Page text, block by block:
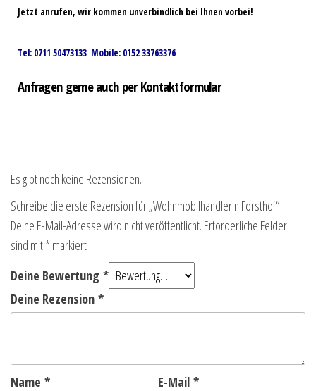
Jetzt anrufen, wir kommen unverbindlich bei Ihnen vorbei!
Tel: 0711 50473133 Mobile: 0152 33763376
Anfragen gerne auch per Kontaktformular
Es gibt noch keine Rezensionen.
Schreibe die erste Rezension für „Wohnmobilhändlerin Forsthof“
Deine E-Mail-Adresse wird nicht veröffentlicht. Erforderliche Felder
sind mit* markiert
Deine Bewertung *
Deine Rezension *
Name * E-Mail *